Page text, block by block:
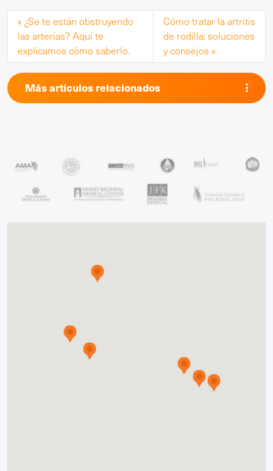
¿Se te están obstruyendo
las arterias? Aquí te
explicamos cómo saberlo.
Cómo tratar la artritis
de rodilla: soluciones
y consejos
Más artículos relacionados